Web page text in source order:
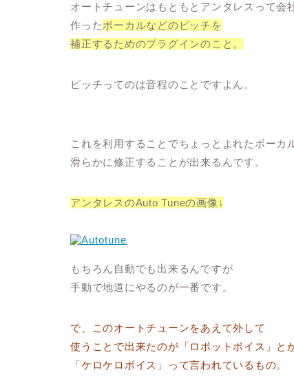
オートチューンはもともとアンタレスって会
作ったボーカルなどのピッチを
補正するためのプラグインのこと。
ピッチってのは音程のことですよん。
これを利用することでちょっとよれたボーカ
滑らかに修正することが出来るんです。
アンタレスのAuto Tuneの画像↓
もちろん自動でも出来るんですが
手動で地道にやるのが一番です。
で、このオートチューンをあえて外して
使うことで出来たのが「ロボットボイス」と
「ケロケロボイス」って言われているもの。